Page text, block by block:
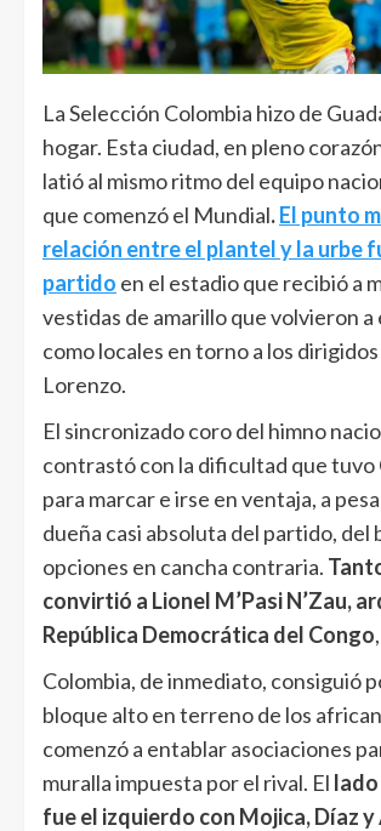
La Selección Colombia hizo de
hogar. Esta ciudad, en pleno
latió al mismo ritmo del equipo
que comenzó el Mundial.El punto
relación entre el plantel y la urbe
partido en el estadio que recibió a
vestidas de amarillo que volvieron
como locales en torno a los
Lorenzo.
El sincronizado coro del himno
contrastó con la dificultad que tuvo
para marcar e irse en ventaja, a
dueña casi absoluta del partido, del
opciones en cancha contraria.
convirtió a Lionel M’Pasi N’Zau,
República Democrática del Congo
Colombia, de inmediato, consiguió
bloque alto en terreno de los
comenzó a entablar asociaciones
muralla impuesta por el rival. El lado
fue el izquierdo con Mojica, Díaz y